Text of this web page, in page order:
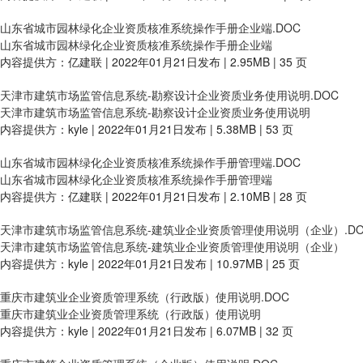
山东省城市园林绿化企业资质核准系统操作手册企业端.DOC
山东省城市园林绿化企业资质核准系统操作手册企业端
内容提供方：亿建联 | 2022年01月21日发布 | 2.95MB | 35 页
天津市建筑市场监管信息系统-勘察设计企业资质业务使用说明.DOC
天津市建筑市场监管信息系统-勘察设计企业资质业务使用说明
内容提供方：kyle | 2022年01月21日发布 | 5.38MB | 53 页
山东省城市园林绿化企业资质核准系统操作手册管理端.DOC
山东省城市园林绿化企业资质核准系统操作手册管理端
内容提供方：亿建联 | 2022年01月21日发布 | 2.10MB | 28 页
天津市建筑市场监管信息系统-建筑业企业资质管理使用说明（企业）
天津市建筑市场监管信息系统-建筑业企业资质管理使用说明（企业）
内容提供方：kyle | 2022年01月21日发布 | 10.97MB | 25 页
重庆市建筑业企业资质管理系统（行政版）使用说明.DOC
重庆市建筑业企业资质管理系统（行政版）使用说明
内容提供方：kyle | 2022年01月21日发布 | 6.07MB | 32 页